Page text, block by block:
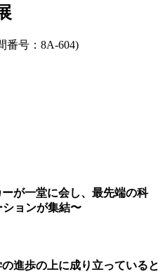
番号：8A-604)
が一堂に会し、最先端の科
ョンが集結〜
進歩の上に成り立っていると